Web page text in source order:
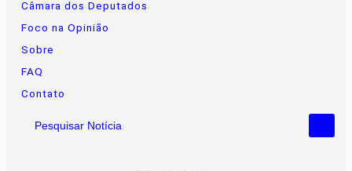
Câmara dos Deputados
Foco na Opinião
Sobre
FAQ
Contato
Pesquisar Notícia